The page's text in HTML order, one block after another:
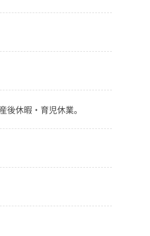
休暇・育児休業。